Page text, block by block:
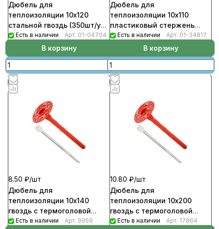
Дюбель для
теплоизоляции 10х120
стальной гвоздь (350шт/уп)
KI Есть в наличии Арт. 01-04704
В корзину
Дюбель для
теплоизоляции 10х110
пластиковый стержень
(1000шт/уп) IZO
Есть в наличии Арт. 01-34817
В корзину
8.50 ₽/шт
Дюбель для
теплоизоляции 10х140
гвоздь с термоголовой
(1000шт/уп) IZL-T
Есть в наличии Арт. 9959
10.80 ₽/шт
Дюбель для
теплоизоляции 10х200
гвоздь с термоголовой
(500шт/уп) IZL-T
Есть в наличии Арт. 17864